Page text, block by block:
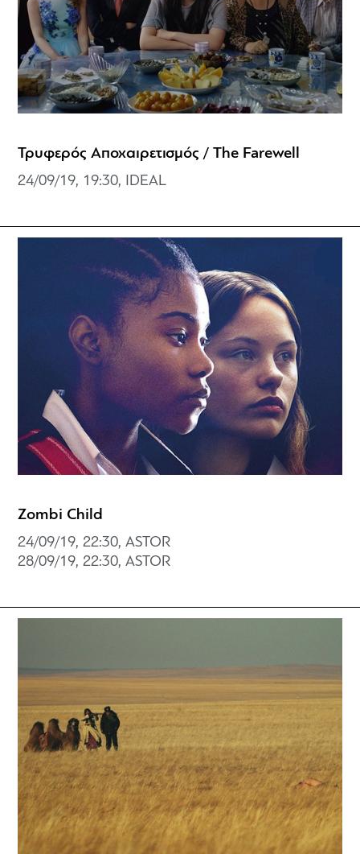
Τρυφερός Αποχαιρετισμός / The Farewell
24/09/19, 19:30, IDEAL
Zombi Child
24/09/19, 22:30, ASTOR
28/09/19, 22:30, ASTOR